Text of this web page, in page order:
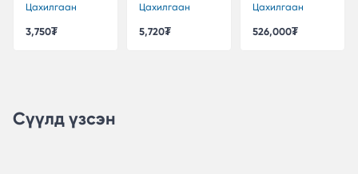
ай кабель
2X1.5мм2
Цахилгаан
3,750₮
ай кабель
2X2.5мм2
Цахилгаан
5,720₮
Цахилгаан
526,000₮
Сүүлд үзсэн